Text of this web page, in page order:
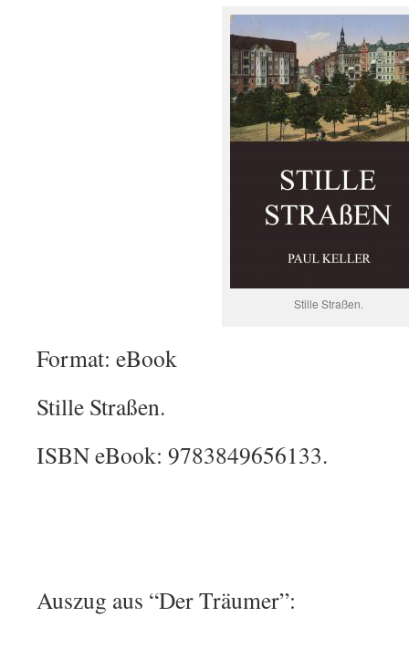
Stille Straßen.
Format: eBook
Stille Straßen.
ISBN eBook: 9783849656133.
Auszug aus “Der Träumer”: